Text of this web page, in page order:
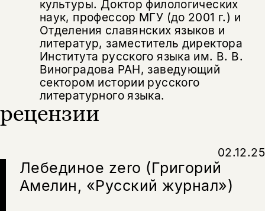
культуры. Доктор филологических
наук, профессор МГУ (до 2001 г.) и
Отделения славянских языков и
литератур, заместитель директора
Института русского языка им. В. В.
Виноградова РАН, заведующий
сектором истории русского
литературного языка.
рецензии
Лебединое zero (Григорий
Амелин, «Русский журнал»)
02.12.25